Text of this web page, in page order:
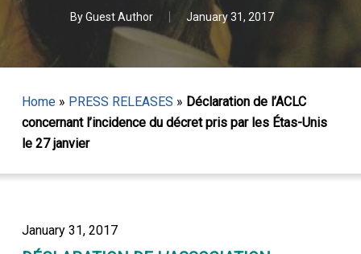
By Guest Author January 31, 2017
Home» PRESS RELEASES » Déclaration de l’ACLC
concernant l’incidence du décret pris par les Étas-Unis
le 27 janvier
January 31, 2017